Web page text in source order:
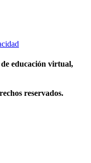
educación virtual,
reservados.